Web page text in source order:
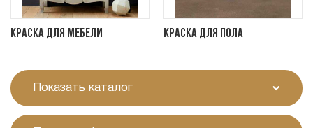
Краска для мебели Краска для пола
Показать каталог